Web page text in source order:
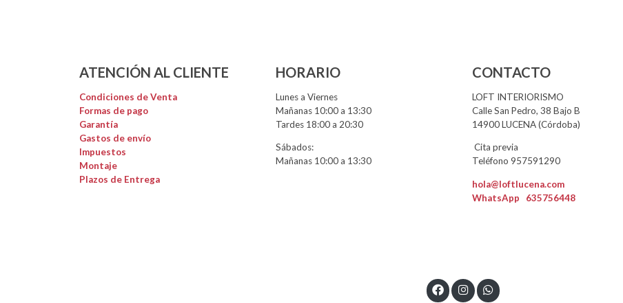
ATENCIÓN AL CLIENTE
Condiciones de Venta
Formas de pago
Garantía
Gastos de envío
Impuestos
Montaje
Plazos de Entrega
HORARIO
Lunes a Viernes
Mañanas 10:00 a 13:30
Tardes 18:00 a 20:30
Sábados:
Mañanas 10:00 a 13:30
CONTACTO
LOFT INTERIORISMO
Calle San Pedro, 38 Bajo B
14900 LUCENA (Córdoba)
Cita previa
Teléfono 957591290
hola@loftlucena.com
WhatsApp 635756448